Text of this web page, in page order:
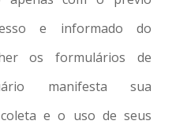
e informado do
os formulários de
manifesta sua
e o uso de seus